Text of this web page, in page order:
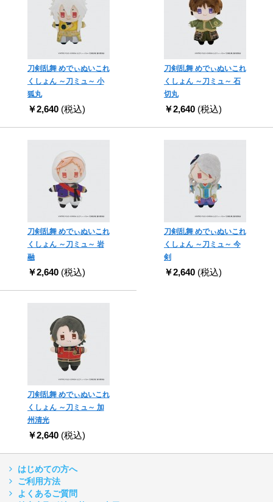
刀剣乱舞 めでぃぬいこれ
くしょん ～刀ミュ～ 小
狐丸
￥2,640 (税込)
刀剣乱舞 めでぃぬいこれ
くしょん ～刀ミュ～ 石
切丸
￥2,640 (税込)
刀剣乱舞 めでぃぬいこれ
くしょん ～刀ミュ～ 岩
融
￥2,640 (税込)
刀剣乱舞 めでぃぬいこれ
くしょん ～刀ミュ～ 今
剣
￥2,640 (税込)
刀剣乱舞 めでぃぬいこれ
くしょん ～刀ミュ～ 加
州清光
￥2,640 (税込)
はじめての方へ
ご利用方法
よくあるご質問